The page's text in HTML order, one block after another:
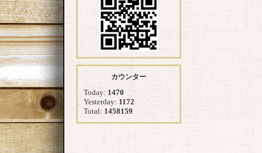
カウンター
Today: 1470
Yesterday: 1172
Total: 1458159